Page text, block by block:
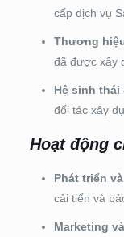
cấp dịch vụ
Thương
đã được xây
Hệ sinh
đối tác xây
Hoạt động
Phát triển
cải tiến và
Marketing